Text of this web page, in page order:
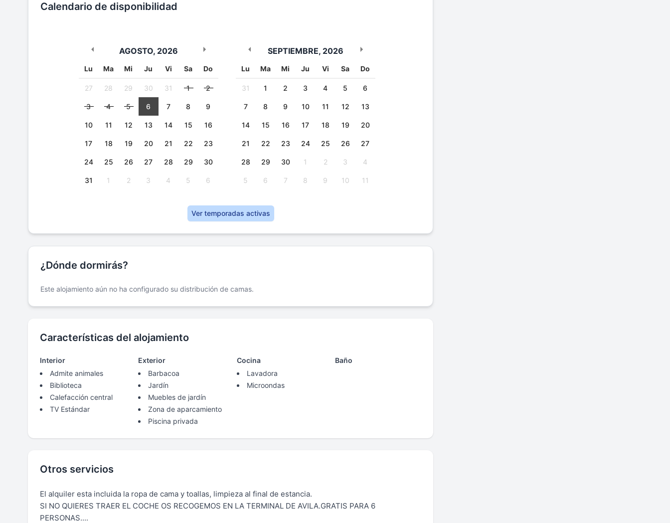
Calendario de disponibilidad
AGOSTO, 2026
Lu Ma Mi Ju Vi Sa Do
27 28 29 30 31 1 2
3 4 5 6 7 8 9
10 11 12 13 14 15 16
17 18 19 20 21 22 23
24 25 26 27 28 29 30
31 1 2 3 4 5 6
SEPTIEMBRE, 2026
Lu Ma Mi Ju Vi Sa Do
31 1 2 3 4 5 6
7 8 9 10 11 12 13
14 15 16 17 18 19 20
21 22 23 24 25 26 27
28 29 30 1 2 3 4
5 6 7 8 9 10 11
Ver temporadas activas
¿Dónde dormirás?
Este alojamiento aún no ha configurado su distribución de camas.
Características del alojamiento
Interior
Admite animales
Biblioteca
Calefacción central
TV Estándar
Exterior
Barbacoa
Jardín
Muebles de jardín
Zona de aparcamiento
Piscina privada
Cocina
Lavadora
Microondas
Baño
Otros servicios
El alquiler esta incluida la ropa de cama y toallas, limpieza al final de estancia.
SI NO QUIERES TRAER EL COCHE OS RECOGEMOS EN LA TERMINAL DE AVILA.GRATIS PARA 6
PERSONAS....